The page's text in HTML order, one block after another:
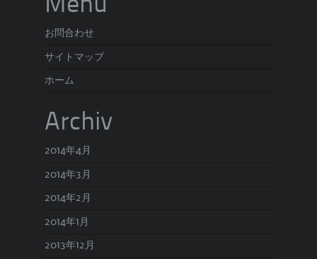
Menu
お問合わせ
サイトマップ
ホーム
Archiv
2014年4月
2014年3月
2014年2月
2014年1月
2013年12月